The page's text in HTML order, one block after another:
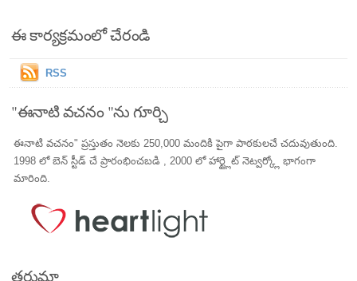
ఈ కార్యక్రమంలో చేరండి
RSS
"ఈనాటి వచనం "ను గూర్చి
ఈనాటి వచనం" ప్రస్తుతం నెలకు 250,000 మందికి పైగా పాఠకులచే చదువుతుంది.
1998 లో బెన్ స్టీడ్ చే ప్రారంభించబడి , 2000 లో హార్ట్లైట్ నెట్వర్క్లో భాగంగా
మారింది.
తర్జుమా